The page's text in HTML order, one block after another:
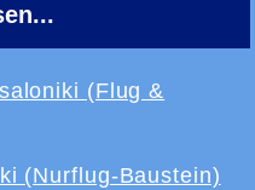
(Flug &
(Nurflug-Baustein)